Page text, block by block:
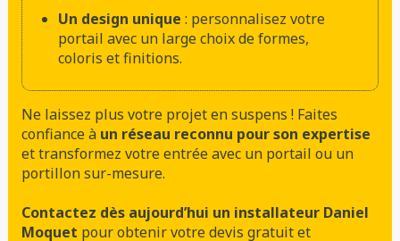
Un design unique : personnalisez votre
portail avec un large choix de formes,
coloris et finitions.
Ne laissez plus votre projet en suspens ! Faites
confiance à un réseau reconnu pour son expertise
et transformez votre entrée avec un portail ou un
portillon sur-mesure.
Contactez dès aujourd’hui un installateur Daniel
Moquet pour obtenir votre devis gratuit et